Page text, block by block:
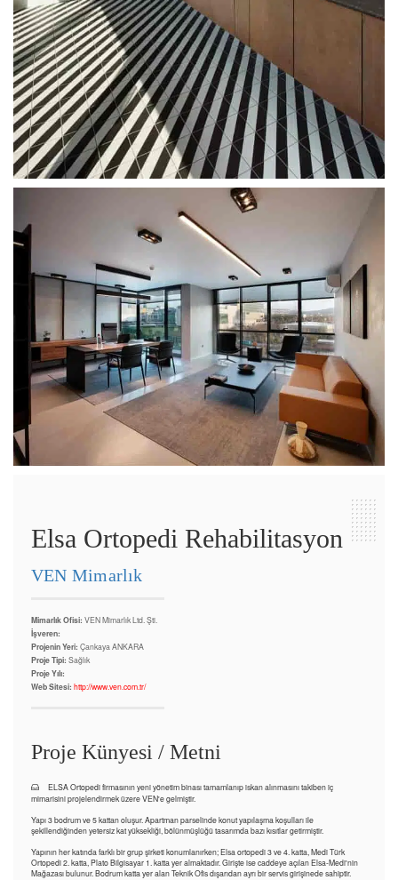
Elsa Ortopedi Rehabilitasyon
VEN Mimarlık
Mimarlık Ofisi: VEN Mimarlık Ltd. Şti.
İşveren:
Projenin Yeri: Çankaya ANKARA
Proje Tipi: Sağlık
Proje Yılı:
Web Sitesi: http://www.ven.com.tr/
Proje Künyesi / Metni
ELSA Ortopedi firmasının yeni yönetim binası tamamlanıp iskan alınmasını takiben iç
mimarisini projelendirmek üzere VEN'e gelmiştir.
Yapı 3 bodrum ve 5 kattan oluşur. Apartman parselinde konut yapılaşma koşulları ile
şekillendiğinden yetersiz kat yüksekliği, bölünmüşlüğü tasarımda bazı kısıtlar getirmiştir.
Yapının her katında farklı bir grup şirketi konumlanırken; Elsa ortopedi 3 ve 4. katta, Medi Türk
Ortopedi 2. katta, Plato Bilgisayar 1. katta yer almaktadır. Girişte ise caddeye açılan Elsa-Medi'nin
Mağazası bulunur. Bodrum katta yer alan Teknik Ofis dışarıdan ayrı bir servis girişinede sahiptir.